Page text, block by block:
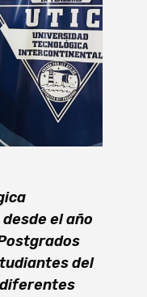
el año
del
diferentes